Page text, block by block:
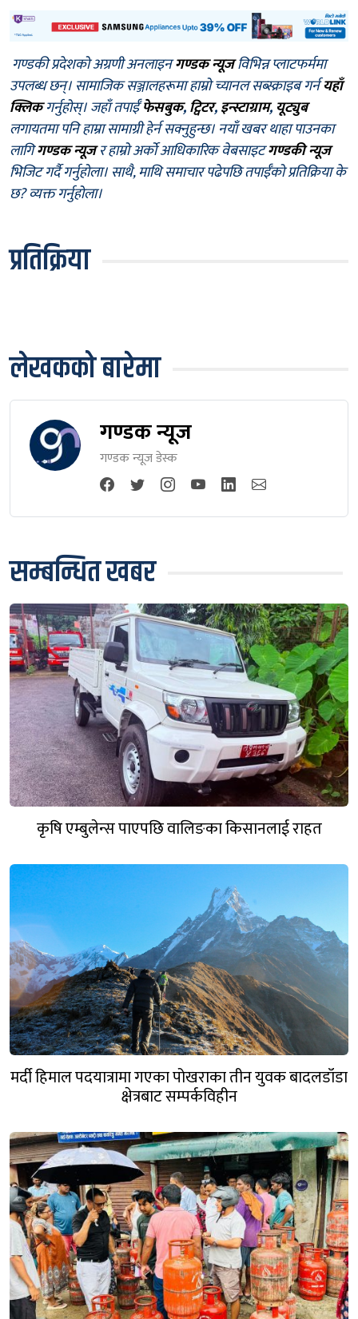
गण्डकी प्रदेशको अग्रणी अनलाइनगण्डक न्यूजविभिन्न प्लाटफर्ममा
उपलब्ध छन्। सामाजिक सञ्जालहरूमा हाम्रो च्यानल सब्स्क्राइब गर्नयहाँ
क्लिकगर्नुहोस्। जहाँ तपाईँफेसबुक,ट्विटर,इन्स्टाग्राम, यूट्युब
लगायतमा पनि हाम्रा सामाग्री हेर्न सक्नुहुन्छ। नयाँ खबर थाहा पाउनका
लागिगण्डक न्यूजर हाम्रो अर्को आधिकारिक वेबसाइटगण्डकी न्यूज
भिजिट गर्दै गर्नुहोला। साथै, माथि समाचार पढेपछि तपाईँको प्रतिक्रिया के
छ? व्यक्त गर्नुहोला।
प्रतिक्रिया
लेखकको बारेमा
गण्डक न्यूज
गण्डक न्यूज डेस्क
सम्बन्धित खबर
कृषि एम्बुलेन्स पाएपछि वालिङका किसानलाई राहत
मर्दी हिमाल पदयात्रामा गएका पोखराका तीन युवक बादलडाँडा
क्षेत्रबाट सम्पर्कविहीन